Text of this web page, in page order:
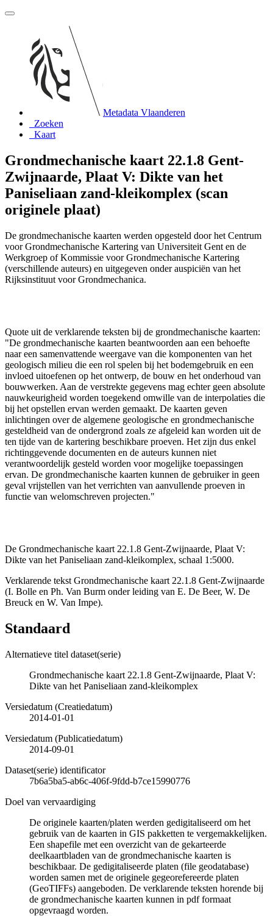
Metadata Vlaanderen
Zoeken
Kaart
Grondmechanische kaart 22.1.8 Gent-
Zwijnaarde, Plaat V: Dikte van het
Paniseliaan zand-kleikomplex (scan
originele plaat)
De grondmechanische kaarten werden opgesteld door het Centrum
voor Grondmechanische Kartering van Universiteit Gent en de
Werkgroep of Kommissie voor Grondmechanische Kartering
(verschillende auteurs) en uitgegeven onder auspiciën van het
Rijksinstituut voor Grondmechanica.
Quote uit de verklarende teksten bij de grondmechanische kaarten:
"De grondmechanische kaarten beantwoorden aan een behoefte
naar een samenvattende weergave van die komponenten van het
geologisch milieu die een rol spelen bij het bodemgebruik en een
invloed uitoefenen op het ontwerp, de bouw en het onderhoud van
bouwwerken. Aan de verstrekte gegevens mag echter geen absolute
nauwkeurigheid worden toegekend omwille van de interpolaties die
bij het opstellen ervan werden gemaakt. De kaarten geven
inlichtingen over de algemene geologische en grondmechanische
gesteldheid van de ondergrond zoals ze afgeleid kan worden uit de
ten tijde van de kartering beschikbare proeven. Het zijn dus enkel
richtinggevende documenten en de auteurs kunnen niet
verantwoordelijk gesteld worden voor mogelijke toepassingen
ervan. De grondmechanische kaarten kunnen de gebruiker in geen
geval vrijstellen van het verrichten van aanvullende proeven in
functie van welomschreven projecten."
De Grondmechanische kaart 22.1.8 Gent-Zwijnaarde, Plaat V:
Dikte van het Paniseliaan zand-kleikomplex, schaal 1:5000.
Verklarende tekst Grondmechanische kaart 22.1.8 Gent-Zwijnaarde
(I. Bolle en Ph. Van Burm onder leiding van E. De Beer, W. De
Breuck en W. Van Impe).
Standaard
Alternatieve titel dataset(serie)
Grondmechanische kaart 22.1.8 Gent-Zwijnaarde, Plaat V:
Dikte van het Paniseliaan zand-kleikomplex
Versiedatum (Creatiedatum)
2014-01-01
Versiedatum (Publicatiedatum)
2014-09-01
Dataset(serie) identificator
7b6a5ba5-ab6c-406f-9fdd-b7ce15990776
Doel van vervaardiging
De originele kaarten/platen werden gedigitaliseerd om het
gebruik van de kaarten in GIS pakketten te vergemakkelijken.
Een shapefile met een overzicht van de gekarteerde
deelkaartbladen van de grondmechanische kaarten is
beschikbaar. De gedigitaliseerde platen (file geodatabase)
worden samen met de originele gegeorefereerde platen
(GeoTIFFs) aangeboden. De verklarende teksten horende bij
de grondmechanische kaarten kunnen in pdf formaat
opgevraagd worden.